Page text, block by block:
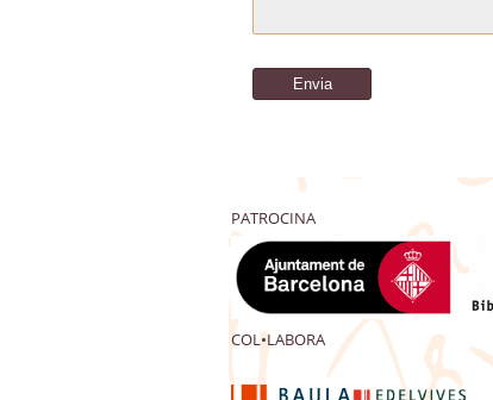
PATROCINA
COL•LABORA